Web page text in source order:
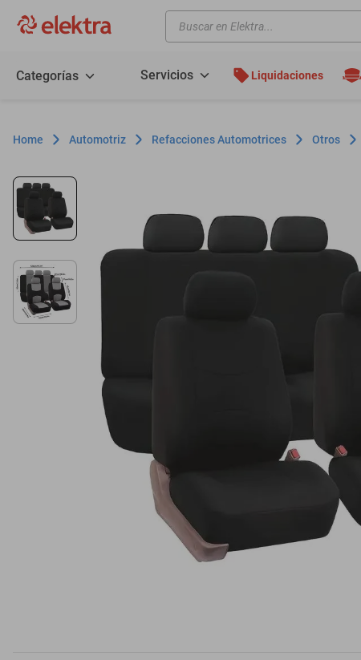
Buscar en Elektra...
Categorías Servicios Liquidaciones
Automotriz Refacciones Automotrices Otros
motos
lavadoras
colchones